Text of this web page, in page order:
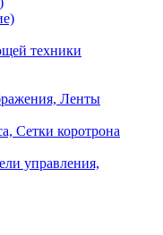
техники
Ленты
Сетки коротрона
управления,